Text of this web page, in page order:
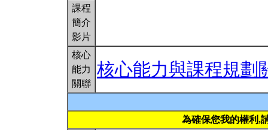
課程
簡介
影片
核心
能力
關聯
核心能力與課程規劃
為確保您我的權利,